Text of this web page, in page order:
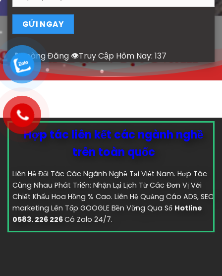
👤Hoàng Đăng 👁Truy Cập Hôm Nay: 137
Hợp tác liên kết các ngành nghề
trên toàn quốc
Liên Hệ Đối Tác Các Ngành Nghề Tại Việt Nam. Hợp Tác
Cùng Nhau Phát Triển: Nhận Lại Lịch Từ Các Đơn Vị Với
Chiết Khấu Hoa Hồng % Cao. Liên Hệ Quảng Cáo ADS, SEO
marketing Lên Tốp GOOGLE Bền Vững Qua Số Hotline
0583. 226 226Có Zalo 24/7.